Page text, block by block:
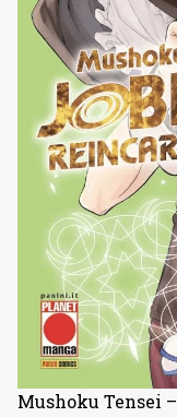
Mushoku Tensei